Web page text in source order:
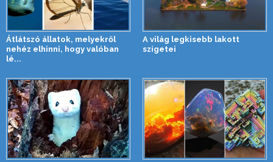
Átlátszó állatok, melyekről
nehéz elhinni, hogy valóban
lé...
A világ legkisebb lakott
szigetei